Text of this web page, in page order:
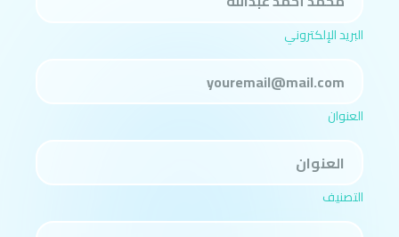
البريد الإلكتروني
العنوان
التصنيف